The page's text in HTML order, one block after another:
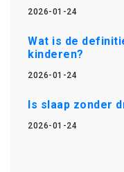
2026-01-24
Wat is de
kinderen?
2026-01-24
Is slaap zonder
2026-01-24